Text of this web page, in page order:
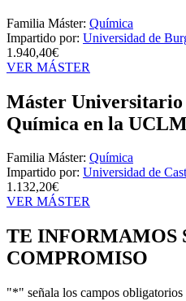
Familia Máster: Química
Impartido por: Universidad de
1.940,40€
VER MÁSTER
Máster Universitario
Química en la UCLM
Familia Máster: Química
Impartido por: Universidad de
1.132,20€
VER MÁSTER
TE INFORMAMOS
COMPROMISO
"*" señala los campos obligatorios